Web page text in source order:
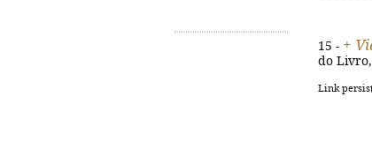
15 - +
do Livro,
Link